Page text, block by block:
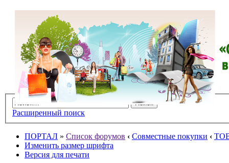
Расширенный поиск
ПОРТАЛ » Список форумов ‹ Совместные покупки ‹
Изменить размер шрифта
Версия для печати